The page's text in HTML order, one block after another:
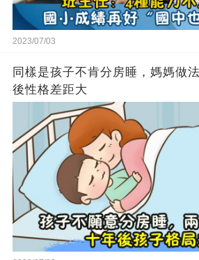
2023/07/03
同樣是孩子不肯分房睡，媽媽做
後性格差距大